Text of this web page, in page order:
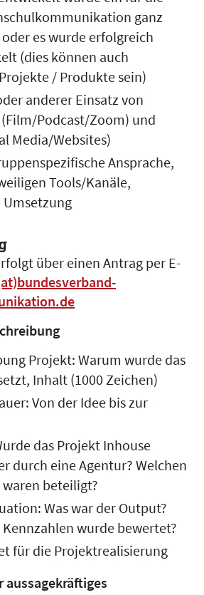
ganz
es wurde erfolgreich
(dies können auch
/ Produkte sein)
anderer Einsatz von
Podcast/Zoom) und
Media/Websites)
Ansprache,
Tools/Kanäle,
über einen Antrag per E-
Projekt: Warum wurde das
Inhalt (1000 Zeichen)
Von der Idee bis zur
das Projekt Inhouse
durch eine Agentur? Welchen
beteiligt?
Was war der Output?
wurde bewertet?
für die Projektrealisierung
aussagekräftiges